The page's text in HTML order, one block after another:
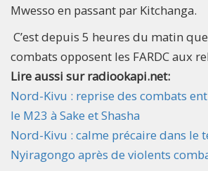
Mwesso en passant par Kitchanga.
C’est depuis 5 heures du matin
combats opposent les FARDC aux
Lire aussi sur radiookapi.net:
Nord-Kivu : reprise des combats
le M23 à Sake et Shasha
Nord-Kivu : calme précaire dans le
Nyiragongo après de violents